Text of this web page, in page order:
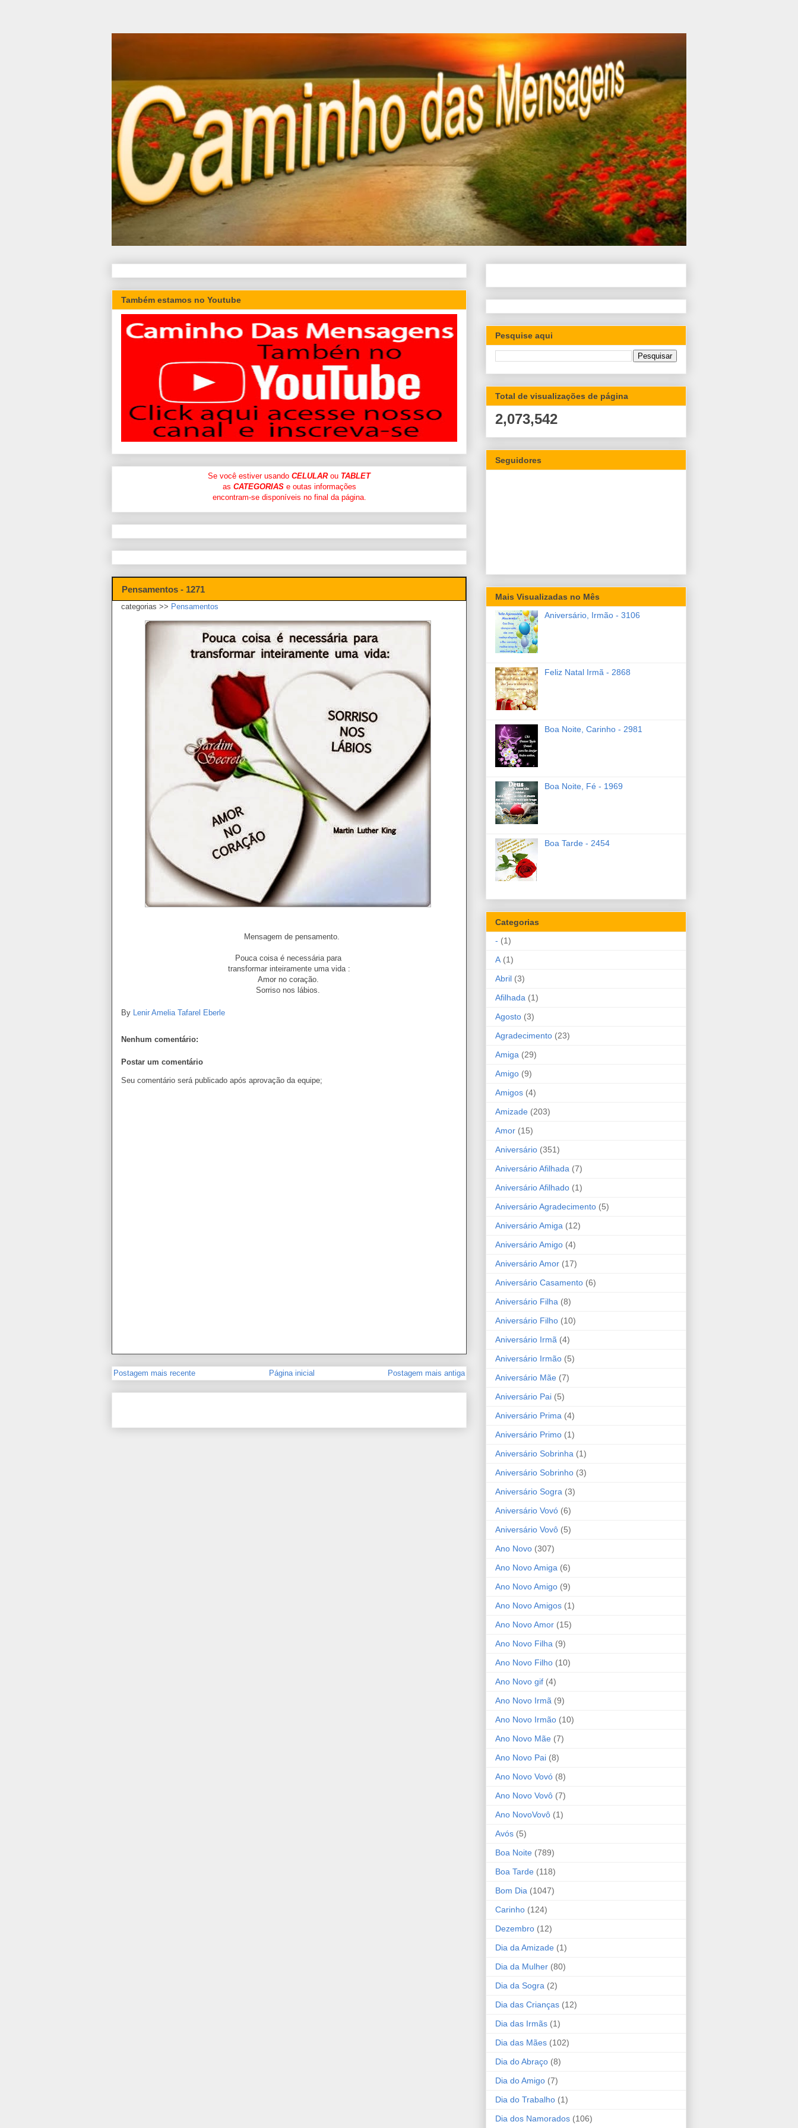
Também estamos no Youtube
Se você estiver usando CELULARou TABLET
as CATEGORIASe outas informações
encontram-se disponíveis no final da página.
Pensamentos - 1271
categorias >> Pensamentos
Mensagem de pensamento.
Pouca coisa é necessária para
transformar inteiramente uma vida :
Amor no coração.
Sorriso nos lábios.
By Lenir Amelia Tafarel Eberle
Nenhum comentário:
Postar um comentário
Seu comentário será publicado após aprovação da equipe;
Postagem mais recente Postagem mais antiga
Página inicial
Pesquise aqui
Total de visualizações de página
2,073,542
Seguidores
Mais Visualizadas no Mês
Aniversário, Irmão - 3106
Feliz Natal Irmã - 2868
Boa Noite, Carinho - 2981
Boa Noite, Fé - 1969
Boa Tarde - 2454
Categorias
- (1)
A (1)
Abril (3)
Afilhada (1)
Agosto (3)
Agradecimento (23)
Amiga (29)
Amigo (9)
Amigos (4)
Amizade (203)
Amor (15)
Aniversário (351)
Aniversário Afilhada (7)
Aniversário Afilhado (1)
Aniversário Agradecimento (5)
Aniversário Amiga (12)
Aniversário Amigo (4)
Aniversário Amor (17)
Aniversário Casamento (6)
Aniversário Filha (8)
Aniversário Filho (10)
Aniversário Irmã (4)
Aniversário Irmão (5)
Aniversário Mãe (7)
Aniversário Pai (5)
Aniversário Prima (4)
Aniversário Primo (1)
Aniversário Sobrinha (1)
Aniversário Sobrinho (3)
Aniversário Sogra (3)
Aniversário Vovó (6)
Aniversário Vovô (5)
Ano Novo (307)
Ano Novo Amiga (6)
Ano Novo Amigo (9)
Ano Novo Amigos (1)
Ano Novo Amor (15)
Ano Novo Filha (9)
Ano Novo Filho (10)
Ano Novo gif (4)
Ano Novo Irmã (9)
Ano Novo Irmão (10)
Ano Novo Mãe (7)
Ano Novo Pai (8)
Ano Novo Vovó (8)
Ano Novo Vovô (7)
Ano NovoVovô (1)
Avós (5)
Boa Noite (789)
Boa Tarde (118)
Bom Dia (1047)
Carinho (124)
Dezembro (12)
Dia da Amizade (1)
Dia da Mulher (80)
Dia da Sogra (2)
Dia das Crianças (12)
Dia das Irmãs (1)
Dia das Mães (102)
Dia do Abraço (8)
Dia do Amigo (7)
Dia do Trabalho (1)
Dia dos Namorados (106)